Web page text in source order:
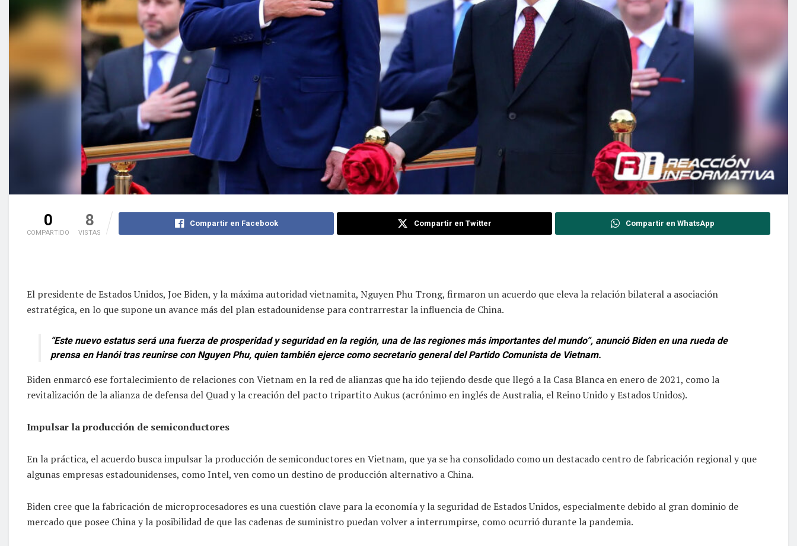
0
COMPARTIDO
8
VISTAS
Compartir en Facebook Compartir en Twitter Compartir en WhatsApp
El presidente de Estados Unidos, Joe Biden, y la máxima autoridad vietnamita, Nguyen Phu Trong, firmaron un acuerdo que eleva la relación bilateral a asociación
estratégica, en lo que supone un avance más del plan estadounidense para contrarrestar la influencia de China.
“Este nuevo estatus será una fuerza de prosperidad y seguridad en la región, una de las regiones más importantes del mundo”, anunció Biden en una rueda de
prensa en Hanói tras reunirse con Nguyen Phu, quien también ejerce como secretario general del Partido Comunista de Vietnam.
Biden enmarcó ese fortalecimiento de relaciones con Vietnam en la red de alianzas que ha ido tejiendo desde que llegó a la Casa Blanca en enero de 2021, como la
revitalización de la alianza de defensa del Quad y la creación del pacto tripartito Aukus (acrónimo en inglés de Australia, el Reino Unido y Estados Unidos).
Impulsar la producción de semiconductores
En la práctica, el acuerdo busca impulsar la producción de semiconductores en Vietnam, que ya se ha consolidado como un destacado centro de fabricación regional y que
algunas empresas estadounidenses, como Intel, ven como un destino de producción alternativo a China.
Biden cree que la fabricación de microprocesadores es una cuestión clave para la economía y la seguridad de Estados Unidos, especialmente debido al gran dominio de
mercado que posee China y la posibilidad de que las cadenas de suministro puedan volver a interrumpirse, como ocurrió durante la pandemia.